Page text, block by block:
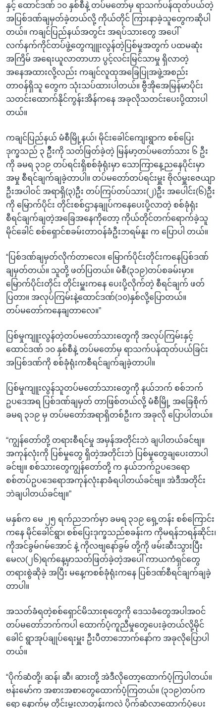
နှင့် ထောင်ဒဏ် ၁၀ နှစ်စီနဲ့ တပ်မတော်မှ ရာသက်ပန်ထုတ်ပယ်တဲ့
အပြစ်ဒဏ်ချမှတ်ခဲ့တယ်လို့ ကိုယ်တိုင် ကြားနာခဲ့သူတွေကဆိုပါ
တယ်။ ကချင်ပြည်နယ်အတွင်း အရပ်သားတွေ အပေါ်
လက်နက်ကိုင်တပ်ဖွဲ့တွေကျူးလွန်တဲ့ပြစ်မှုအတွက် ပထမဆုံး
အကြိမ် အရေးယူလာတာဟာ ပွင့်လင်းမြင်သာမှု ရှိလာတဲ့
အနေအထားလို့လည်း ကချင်လူထုအခြေပြုအဖွဲ့အစည်း
တာဝန်ရှိသူ တွေက သုံးသပ်ထားပါတယ်။ ဗွီအိုအေမြန်မာပိုင်း
သတင်းထောက်နိုင်ကွန်းအိန်ကနေ အခုလိုသတင်းပေးပို့ထားပါ
တယ်။
ကချင်ပြည်နယ် မံစီမြို့နယ်၊ မိုင်းခေါင်ကျေးရွာက စစ်ပြေး
ဒုက္ခသည် ၃ ဦိးကို သတ်ဖြတ်ခဲ့တဲ့ မြန်မာ့တပ်မတော်သား ၆ ဦး
ကို ခမရ ၃၁၉ တပ်ရင်းရှိစစ်ခုံရုံးမှာ သောကြာနေ့ညနေပိုင်းမှာ
အမှု စီရင်ချက်ချခဲ့တာပါ။ တပ်မတော်တပ်ရင်းမှူး ဗိုလ်မှူးဇေယျာ
ဦးအပါဝင် အရာရှိ(၃)ဦး တပ်ကြပ်တပ်သား(၂)ဦး အပေါင်း(၆)ဦး
ကို မြောက်ပိုင်း တိုင်းစစ်ဌာနချုပ်ကနေပေးပို့လာတဲ့ စစ်ခုံရုံး
စီရင်ချက်ချတဲ့အခြေအနေကိုတော့ ကိုယ်တိုင်တက်ရောက်ခဲ့သူ
မိုင်ခေါင် စစ်ရှောင်စခမ်းတာဝန်ခံဦးဘရမ်နူး က ပြောပါ တယ်။
“ပြစ်ဒဏ်ချမှတ်လိုက်တာလေ။ မြောက်ပိုင်းတိုင်းကနေပြစ်ဒဏ်
ချမှတ်တယ်။ သူတို့ ဖတ်ပြတယ်။ မံစီ(၃၁၉)တပ်စခမ်းမှာ။
မြောက်ပိုင်းတိုင်း တိုင်းမှူးကနေ ပေးပို့လိုက်တဲ့ စီရင်ချက် ဖတ်
ပြတာ။ အလုပ်ကြမ်းနဲ့ထောင်ဒဏ်(၁၀)နှစ်လို့ပြောတယ်။
တပ်မတော်ကနေချတာလေ။”
ပြစ်မှုကျူးလွန်တဲ့တပ်မတော်သားတွေကို အလုပ်ကြမ်းနှင့်
ထောင်ဒဏ် ၁၀ နှစ်စီနဲ့ တပ်မတော်မှ ရာသက်ပန်ထုတ်ပယ်ခြင်း
အပြစ်ဒဏ်ကို စစ်ခုံရုံးကစီရင်ချက်ချခဲ့တာပါ။
ပြစ်မှုကျူးလွန်သူတပ်မတော်သားတွေကို နယ်ဘက် စစ်ဘက်
ဥပဒေအရ ပြစ်ဒဏ်ချမှတ် တာဖြစ်တယ်လို့ မံစီမြို့ အခြေစိုက်
ခမရ ၃၁၉ မှ တပ်မတော်အရာရှိတစ်ဦးက အခုလို ပြောပါတယ်။
“ကျွန်တော်တို့ တရားစီရင်မှု အမှန်အတိုင်းဘဲ ချပါတယ်ခင်ဗျ။
အကုန်လုံးကို ပြစ်မှုတွေ ရှိတဲ့အတိုင်းဘဲ ပြစ်မှုတွေချပေးတာပါ
ခင်ဗျ။ စစ်သားတွေကျွန်တော်တို့ က နယ်ဘက်ဥပဒေရော
စစ်တပ်ဥပဒေရောအကုန်လုံးနာခံရပါတယ်ခင်ဗျ။ အဲဒီအတိုင်း
ဘဲချပါတယ်ခင်ဗျ။”
မနှစ်က မေ ၂၅ ရက်ညဘက်မှာ ခမရ ၃၁၉ ရှေ့တန်း စစ်ကြောင်း
ကနေ မိုင်ခေါင်ရွာ၊ စစ်ပြေးဒုက္ခသည်စခန်းက ကိုမရန်ဘရန်ဆိုင်း၊
ကိုအင်ခွမ်ဂမ်အောင် နဲ့ ကိုလဗျနော်ခွမ် တို့ကို ဖမ်းဆီးသွားပြီး
မေလ(၂၆)ရက်နေ့မှာသတ်ဖြတ်ခဲ့တဲ့အပေါ် ကာယကံရှင်တွေ
တရားစွဲဆိုခဲ့ အပြီး မနေ့ကစစ်ခုံရုံးကနေ ပြစ်ဒဏ်စီရင်ချက်ချခဲ့
တာပါ။
အသတ်ခံရတဲ့စစ်ရှောင်မိသားစုတွေကို ဒေသခံတွေအပါအဝင်
တပ်မတော်ဘက်ကပါ ထောက်ပံ့ကူညီမှုတွေပေးခဲ့တယ်လို့မိုင်
ခေါင် ရွာအုပ်ချုပ်ရေးမှူး ဦးပီတာဘောက်နော်က အခုလိုပြောပါ
တယ်။
“ပိုက်ဆံတို့၊ ဆန်၊ ဆီ၊ ဆားတို့ အဲဒီလိုတော့ထောက်ပံ့ကြပါတယ်။
ဗန်းမော်က အစားအစာတွေထောက်ပံ့ကြတယ်။ (၃၁၉)တပ်က
ရော နောက်မှ တိုင်းမှူးလာတုန်းကလဲ ပိုက်ဆံလာထောက်ပံ့ပေး